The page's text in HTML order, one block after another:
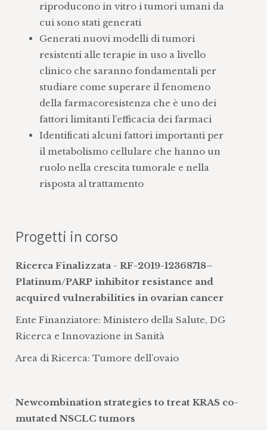
interazione con l'ospite
Studiare la resistenza ai farmaci
antitumorali e possibili metodi per
superarla
Studiare nuove combinazioni di
farmaci in modelli sperimentali
seguente attività: “Raccolta,
conservazione e distribuzione dei
campioni biologici e dei dati collegati
per studi di ricerca scientifica”
Utilizzo di modelli sperimentali in vitro
ed in vivo direttamente derivanti da
campioni umani, sia di tumori ovarici
ottenuti da biopsie chirurgiche di
pazienti affette da questa neoplasia, sia
di sarcomi o di mesoteliomi umani.
Questi modelli chiamati PDX, Patient
Derived Xenograft, o PDO, Patient
punto di vista biologico, patologico e
farmacologico
Messa a punto di modelli genetici, che
riproducono alterazioni molecolari
importanti per studiare la biologia di
specifiche classi di farmaci
Messa a punto di modelli tumorali
murini, in cui la neoplasia è stata
sostanze cancerogene) o attraverso
manipolazioni genetiche
riproducono in vitro i tumori umani da
cui sono stati generati
Generati nuovi modelli di tumori
resistenti alle terapie in uso a livello
clinico che saranno fondamentali per
studiare come superare il fenomeno
della farmacoresistenza che è uno dei
fattori limitanti l’efficacia dei farmaci
Identificati alcuni fattori importanti per
il metabolismo cellulare che hanno un
ruolo nella crescita tumorale e nella
risposta al trattamento
Progetti in corso
Ricerca Finalizzata - RF-2019-12368718–
Platinum/PARP inhibitor resistance and
acquired vulnerabilities in ovarian cancer
Ente Finanziatore: Ministero della Salute, DG
Ricerca e Innovazione in Sanità
Area di Ricerca: Tumore dell’ovaio
Newcombination strategies to treat KRAS co-
mutated NSCLC tumors